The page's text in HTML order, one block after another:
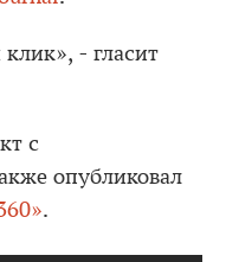
- гласит
с
опубликовал
.